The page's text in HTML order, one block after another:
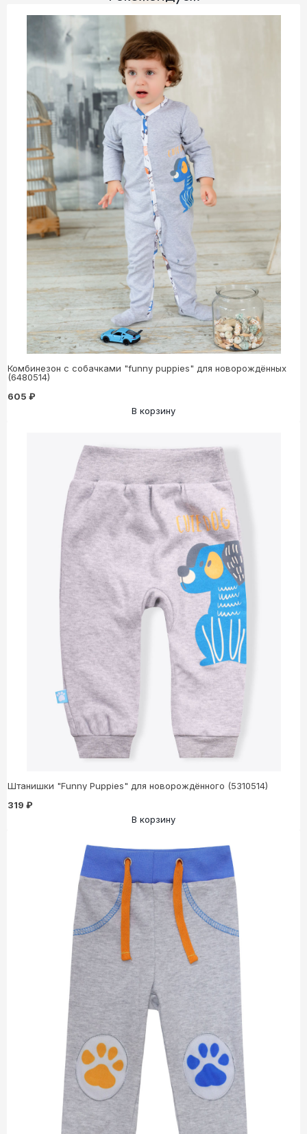
Комбинезон с собачками "funny puppies" для новорождённых
(6480514)
605 ₽
В корзину
Штанишки "Funny Puppies" для новорождённого (5310514)
319 ₽
В корзину